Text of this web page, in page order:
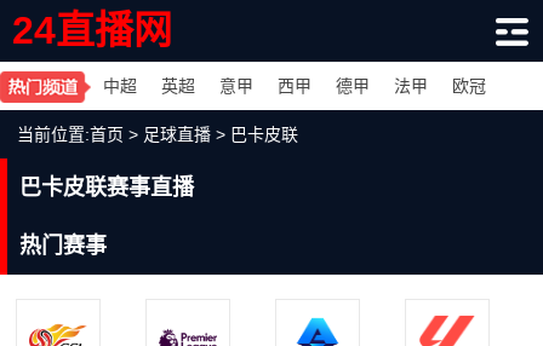
24直播网
中超 英超 意甲 西甲 德甲 法甲 欧冠
当前位置:首页 > 足球直播 > 巴卡皮联
巴卡皮联赛事直播
热门赛事